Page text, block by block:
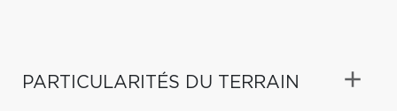
PARTICULARITÉS DU TERRAIN